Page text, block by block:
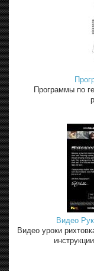
Программы по
Видео
Видео уроки